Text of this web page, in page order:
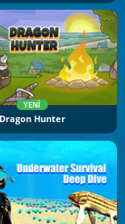
YENI
Dragon Hunter